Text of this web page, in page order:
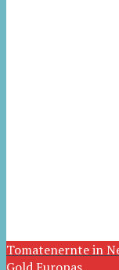
Tomatenernte in